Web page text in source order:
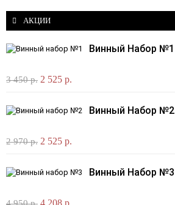
АКЦИИ
Винный Набор №1
3 450 р. 2 525 р.
Винный Набор №2
2 970 р. 2 525 р.
Винный Набор №3
4 208 р.